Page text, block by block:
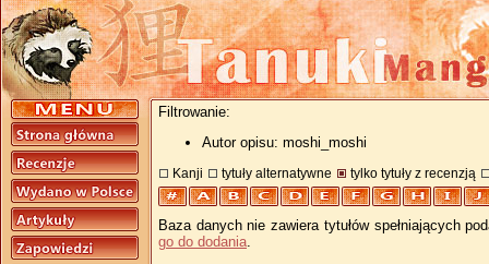
Filtrowanie:
Autor opisu: moshi_moshi
Kanji tytuły alternatywne tylko tytuły z recenzją
Baza danych nie zawiera tytułów spełniających
go do dodania.